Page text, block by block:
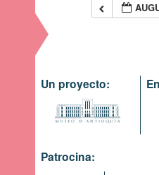
Un proyecto:
Patrocina: